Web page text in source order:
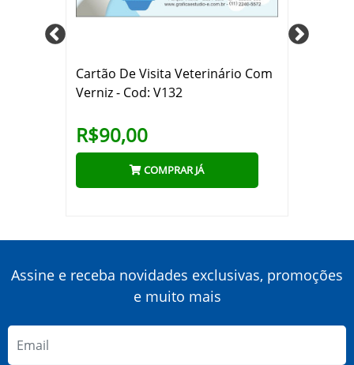
Cartão De Visita Veterinário Com
Verniz - Cod: V132
R$90,00
COMPRAR JÁ
Assine e receba novidades exclusivas, promoções
e muito mais